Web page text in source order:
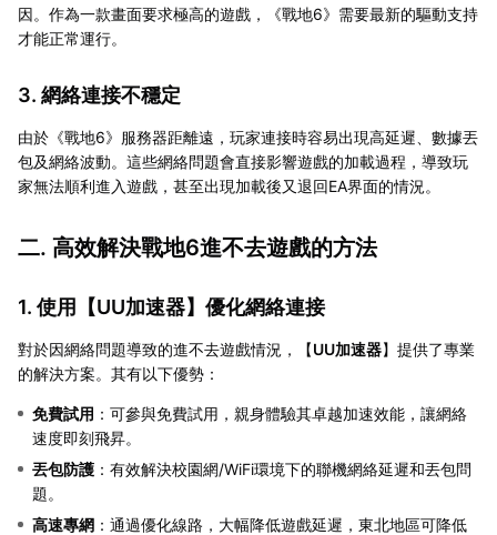
因。作為一款畫面要求極高的遊戲，《戰地6》需要最新的驅動支持
才能正常運行。
3. 網絡連接不穩定
由於《戰地6》服務器距離遠，玩家連接時容易出現高延遲、數據丟
包及網絡波動。這些網絡問題會直接影響遊戲的加載過程，導致玩
家無法順利進入遊戲，甚至出現加載後又退回EA界面的情況。
二. 高效解決戰地6進不去遊戲的方法
1. 使用【UU加速器】優化網絡連接
對於因網絡問題導致的進不去遊戲情況，【UU加速器】提供了專業
的解決方案。其有以下優勢：
免費試用 ：可參與免費試用，親身體驗其卓越加速效能，讓網絡
速度即刻飛昇。
丟包防護 ：有效解決校園網/WiFi環境下的聯機網絡延遲和丟包問
題。
高速專網 ：通過優化線路，大幅降低遊戲延遲，東北地區可降低